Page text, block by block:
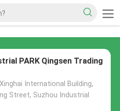
PARK Qingsen Trading
International Building,
Street, Suzhou Industrial